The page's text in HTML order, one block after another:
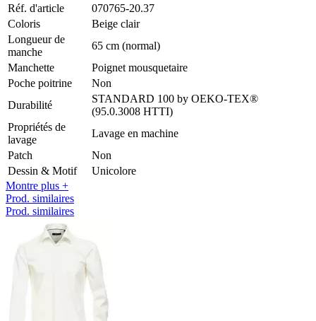
Réf. d'article
070765-20.37
Coloris
Beige clair
Longueur de
manche
65 cm (normal)
Manchette
Poignet mousquetaire
Poche poitrine
Non
Durabilité
STANDARD 100 by OEKO-TEX®
(95.0.3008 HTTI)
Propriétés de
lavage
Lavage en machine
Patch
Non
Dessin & Motif
Unicolore
Montre plus +
Prod. similaires
Prod. similaires